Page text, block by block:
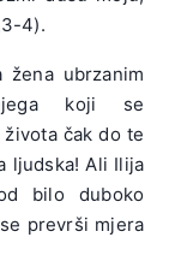
4).
ubrzanim
koji se
čak do te
ljudska! Ali Ilija
bilo duboko
prevrši mjera